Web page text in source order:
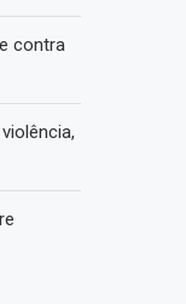
contra